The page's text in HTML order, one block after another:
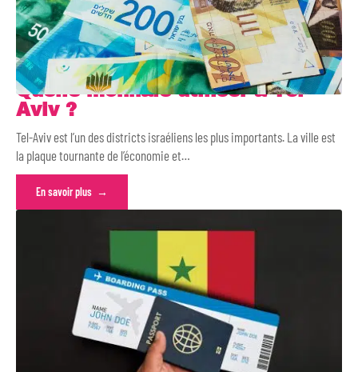
Quelle monnaie utiliser à Tel-
Aviv ?
Tel-Aviv est l’un des districts israéliens les plus importants. La ville est
la plaque tournante de l’économie et…
En savoir plus